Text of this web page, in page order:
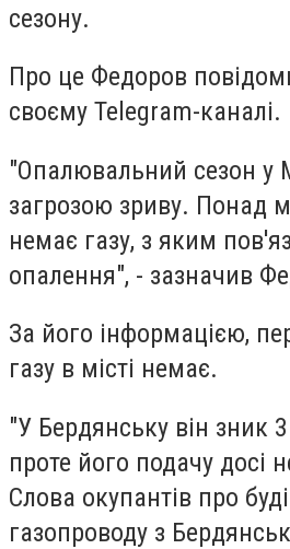
сезону.
Про це Федоров
своєму Telegram-каналі.
"Опалювальний сезон у
загрозою зриву. Понад
немає газу, з яким
опалення", - зазначив
За його інформацією,
газу в місті немає.
"У Бердянську він зник
проте його подачу досі
Слова окупантів про
газопроводу з